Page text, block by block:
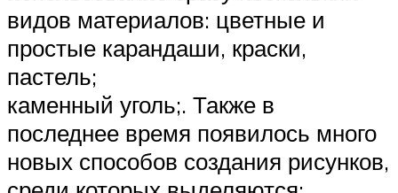
видов материалов: цветные и
простые карандаши, краски,
пастель;
каменный уголь;. Также в
последнее время появилось много
новых способов создания рисунков,